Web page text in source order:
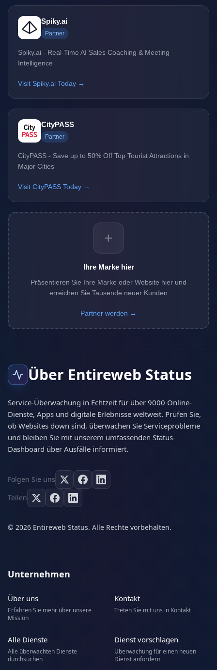
Spiky.ai
Partner
Spiky.ai - Real-Time AI Sales Coaching & Meeting
Intelligence
Visit Spiky.ai Today →
CityPASS
Partner
CityPASS - Save up to 50% Off Top Tourist Attractions in
Major Cities
Visit CityPASS Today →
+
Ihre Marke hier
Präsentieren Sie Ihre Marke oder Website hier und
erreichen Sie Tausende neuer Kunden
Partner werden →
Über Entireweb Status
Service-Überwachung in Echtzeit für über 9000 Online-
Dienste, Apps und digitale Erlebnisse weltweit. Prüfen Sie,
ob Websites down sind, überwachen Sie Serviceprobleme
und bleiben Sie mit unserem umfassenden Status-
Dashboard über Ausfälle informiert.
Folgen Sie uns
Teilen
© 2026 Entireweb Status. Alle Rechte vorbehalten.
Unternehmen
Über uns
Erfahren Sie mehr über unsere
Mission
Kontakt
Treten Sie mit uns in Kontakt
Alle Dienste
Alle überwachten Dienste
durchsuchen
Dienst vorschlagen
Überwachung für einen neuen
Dienst anfordern